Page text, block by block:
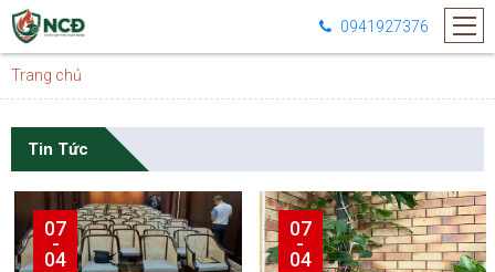
0941927376
Trang chủ
Tin Tức
07
-
04
07
-
04